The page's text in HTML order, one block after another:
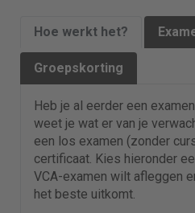
Hoe werkt het?
Groepskorting
Heb je al eerder een
weet je wat er van je
een los examen (zonder
certificaat. Kies hieronder
VCA-examen wilt afleggen
het beste uitkomt.